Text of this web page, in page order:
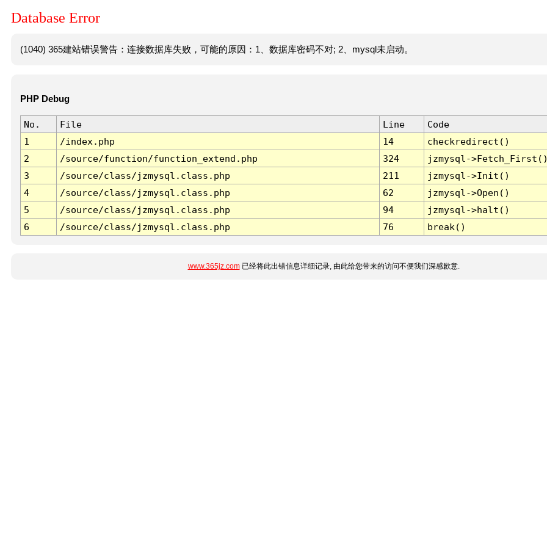
Database Error
(1040) 365建站错误警告：连接数据库失败，可能的原因：1、数据库密码不对; 2、mysql未启动。
PHP Debug
No. File Line
Code
1
/index.php 14
checkredirect()
2
/source/function/function_extend.php 324
jzmysql-
3
/source/class/jzmysql.class.php 211
jzmysql->Init()
4
/source/class/jzmysql.class.php 62
jzmysql->Open()
5
/source/class/jzmysql.class.php 94
jzmysql->halt()
6
/source/class/jzmysql.class.php 76 break()
www.365jz.com已经将此出错信息详细记录, 由此给您带来的访问不便我们深感歉意.